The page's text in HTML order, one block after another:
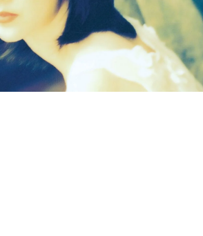
啟
第